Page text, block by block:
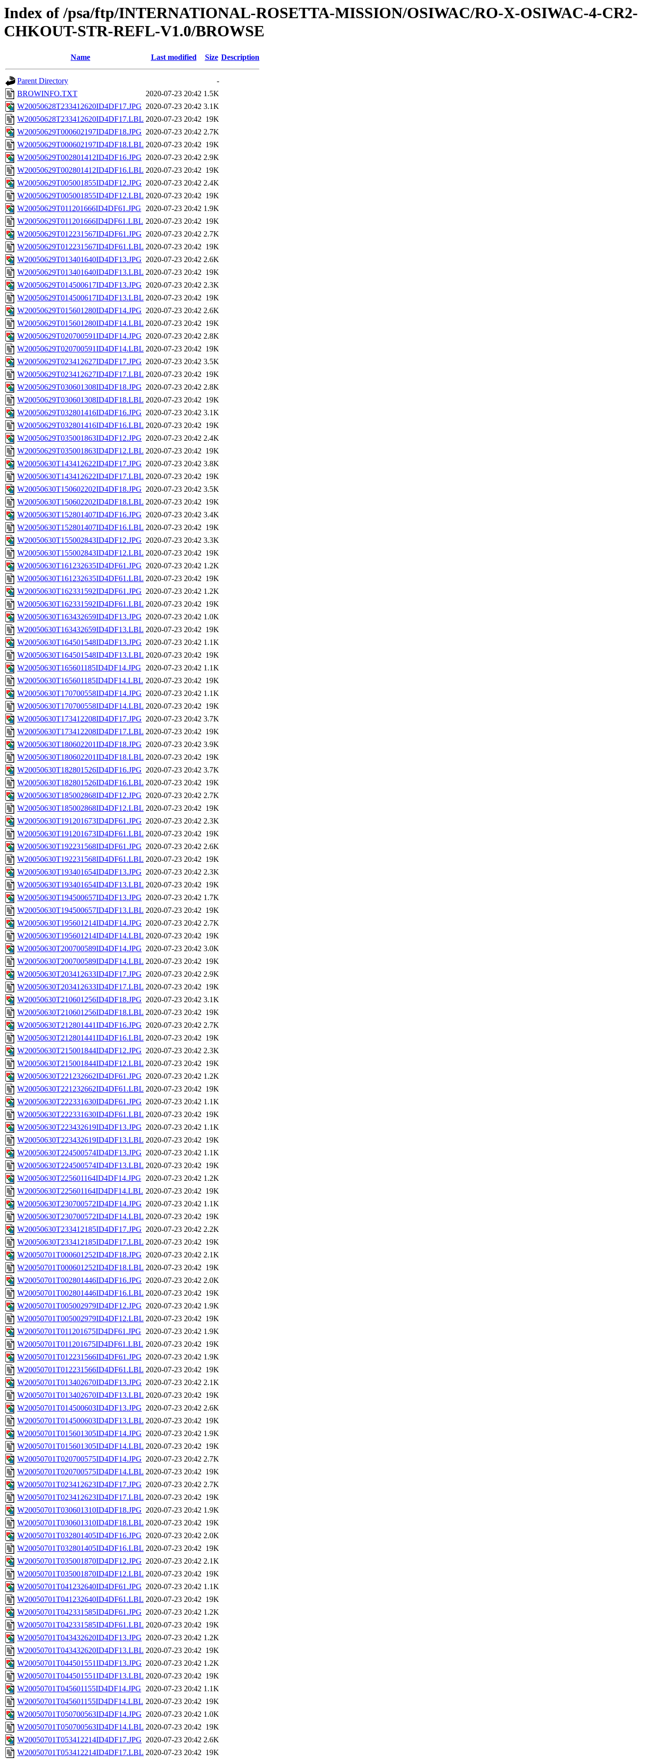
Index of /psa/ftp/INTERNATIONAL-ROSETTA-MISSION/OSIWAC/RO-X-OSIWAC-4-CR2-
CHKOUT-STR-REFL-V1.0/BROWSE
Name Last modified Size Description
Parent Directory
-
BROWINFO.TXT
2020-07-23 20:42 1.5K
W20050628T233412620ID4DF17.JPG 2020-07-23 20:42 3.1K
W20050628T233412620ID4DF17.LBL 2020-07-23 20:42 19K
W20050629T000602197ID4DF18.JPG 2020-07-23 20:42 2.7K
W20050629T000602197ID4DF18.LBL 2020-07-23 20:42 19K
W20050629T002801412ID4DF16.JPG 2020-07-23 20:42 2.9K
W20050629T002801412ID4DF16.LBL 2020-07-23 20:42 19K
W20050629T005001855ID4DF12.JPG 2020-07-23 20:42 2.4K
W20050629T005001855ID4DF12.LBL 2020-07-23 20:42 19K
W20050629T011201666ID4DF61.JPG 2020-07-23 20:42 1.9K
W20050629T011201666ID4DF61.LBL 2020-07-23 20:42 19K
W20050629T012231567ID4DF61.JPG 2020-07-23 20:42 2.7K
W20050629T012231567ID4DF61.LBL 2020-07-23 20:42 19K
W20050629T013401640ID4DF13.JPG 2020-07-23 20:42 2.6K
W20050629T013401640ID4DF13.LBL 2020-07-23 20:42 19K
W20050629T014500617ID4DF13.JPG 2020-07-23 20:42 2.3K
W20050629T014500617ID4DF13.LBL 2020-07-23 20:42 19K
W20050629T015601280ID4DF14.JPG 2020-07-23 20:42 2.6K
W20050629T015601280ID4DF14.LBL 2020-07-23 20:42 19K
W20050629T020700591ID4DF14.JPG 2020-07-23 20:42 2.8K
W20050629T020700591ID4DF14.LBL 2020-07-23 20:42 19K
W20050629T023412627ID4DF17.JPG 2020-07-23 20:42 3.5K
W20050629T023412627ID4DF17.LBL 2020-07-23 20:42 19K
W20050629T030601308ID4DF18.JPG 2020-07-23 20:42 2.8K
W20050629T030601308ID4DF18.LBL 2020-07-23 20:42 19K
W20050629T032801416ID4DF16.JPG 2020-07-23 20:42 3.1K
W20050629T032801416ID4DF16.LBL 2020-07-23 20:42 19K
W20050629T035001863ID4DF12.JPG 2020-07-23 20:42 2.4K
W20050629T035001863ID4DF12.LBL 2020-07-23 20:42 19K
W20050630T143412622ID4DF17.JPG 2020-07-23 20:42 3.8K
W20050630T143412622ID4DF17.LBL 2020-07-23 20:42 19K
W20050630T150602202ID4DF18.JPG 2020-07-23 20:42 3.5K
W20050630T150602202ID4DF18.LBL 2020-07-23 20:42 19K
W20050630T152801407ID4DF16.JPG 2020-07-23 20:42 3.4K
W20050630T152801407ID4DF16.LBL 2020-07-23 20:42 19K
W20050630T155002843ID4DF12.JPG 2020-07-23 20:42 3.3K
W20050630T155002843ID4DF12.LBL 2020-07-23 20:42 19K
W20050630T161232635ID4DF61.JPG 2020-07-23 20:42 1.2K
W20050630T161232635ID4DF61.LBL 2020-07-23 20:42 19K
W20050630T162331592ID4DF61.JPG 2020-07-23 20:42 1.2K
W20050630T162331592ID4DF61.LBL 2020-07-23 20:42 19K
W20050630T163432659ID4DF13.JPG 2020-07-23 20:42 1.0K
W20050630T163432659ID4DF13.LBL 2020-07-23 20:42 19K
W20050630T164501548ID4DF13.JPG 2020-07-23 20:42 1.1K
W20050630T164501548ID4DF13.LBL 2020-07-23 20:42 19K
W20050630T165601185ID4DF14.JPG 2020-07-23 20:42 1.1K
W20050630T165601185ID4DF14.LBL 2020-07-23 20:42 19K
W20050630T170700558ID4DF14.JPG 2020-07-23 20:42 1.1K
W20050630T170700558ID4DF14.LBL 2020-07-23 20:42 19K
W20050630T173412208ID4DF17.JPG 2020-07-23 20:42 3.7K
W20050630T173412208ID4DF17.LBL 2020-07-23 20:42 19K
W20050630T180602201ID4DF18.JPG 2020-07-23 20:42 3.9K
W20050630T180602201ID4DF18.LBL 2020-07-23 20:42 19K
W20050630T182801526ID4DF16.JPG 2020-07-23 20:42 3.7K
W20050630T182801526ID4DF16.LBL 2020-07-23 20:42 19K
W20050630T185002868ID4DF12.JPG 2020-07-23 20:42 2.7K
W20050630T185002868ID4DF12.LBL 2020-07-23 20:42 19K
W20050630T191201673ID4DF61.JPG 2020-07-23 20:42 2.3K
W20050630T191201673ID4DF61.LBL 2020-07-23 20:42 19K
W20050630T192231568ID4DF61.JPG 2020-07-23 20:42 2.6K
W20050630T192231568ID4DF61.LBL 2020-07-23 20:42 19K
W20050630T193401654ID4DF13.JPG 2020-07-23 20:42 2.3K
W20050630T193401654ID4DF13.LBL 2020-07-23 20:42 19K
W20050630T194500657ID4DF13.JPG 2020-07-23 20:42 1.7K
W20050630T194500657ID4DF13.LBL 2020-07-23 20:42 19K
W20050630T195601214ID4DF14.JPG 2020-07-23 20:42 2.7K
W20050630T195601214ID4DF14.LBL 2020-07-23 20:42 19K
W20050630T200700589ID4DF14.JPG 2020-07-23 20:42 3.0K
W20050630T200700589ID4DF14.LBL 2020-07-23 20:42 19K
W20050630T203412633ID4DF17.JPG 2020-07-23 20:42 2.9K
W20050630T203412633ID4DF17.LBL 2020-07-23 20:42 19K
W20050630T210601256ID4DF18.JPG 2020-07-23 20:42 3.1K
W20050630T210601256ID4DF18.LBL 2020-07-23 20:42 19K
W20050630T212801441ID4DF16.JPG 2020-07-23 20:42 2.7K
W20050630T212801441ID4DF16.LBL 2020-07-23 20:42 19K
W20050630T215001844ID4DF12.JPG 2020-07-23 20:42 2.3K
W20050630T215001844ID4DF12.LBL 2020-07-23 20:42 19K
W20050630T221232662ID4DF61.JPG 2020-07-23 20:42 1.2K
W20050630T221232662ID4DF61.LBL 2020-07-23 20:42 19K
W20050630T222331630ID4DF61.JPG 2020-07-23 20:42 1.1K
W20050630T222331630ID4DF61.LBL 2020-07-23 20:42 19K
W20050630T223432619ID4DF13.JPG 2020-07-23 20:42 1.1K
W20050630T223432619ID4DF13.LBL 2020-07-23 20:42 19K
W20050630T224500574ID4DF13.JPG 2020-07-23 20:42 1.1K
W20050630T224500574ID4DF13.LBL 2020-07-23 20:42 19K
W20050630T225601164ID4DF14.JPG 2020-07-23 20:42 1.2K
W20050630T225601164ID4DF14.LBL 2020-07-23 20:42 19K
W20050630T230700572ID4DF14.JPG 2020-07-23 20:42 1.1K
W20050630T230700572ID4DF14.LBL 2020-07-23 20:42 19K
W20050630T233412185ID4DF17.JPG 2020-07-23 20:42 2.2K
W20050630T233412185ID4DF17.LBL 2020-07-23 20:42 19K
W20050701T000601252ID4DF18.JPG 2020-07-23 20:42 2.1K
W20050701T000601252ID4DF18.LBL 2020-07-23 20:42 19K
W20050701T002801446ID4DF16.JPG 2020-07-23 20:42 2.0K
W20050701T002801446ID4DF16.LBL 2020-07-23 20:42 19K
W20050701T005002979ID4DF12.JPG 2020-07-23 20:42 1.9K
W20050701T005002979ID4DF12.LBL 2020-07-23 20:42 19K
W20050701T011201675ID4DF61.JPG 2020-07-23 20:42 1.9K
W20050701T011201675ID4DF61.LBL 2020-07-23 20:42 19K
W20050701T012231566ID4DF61.JPG 2020-07-23 20:42 1.9K
W20050701T012231566ID4DF61.LBL 2020-07-23 20:42 19K
W20050701T013402670ID4DF13.JPG 2020-07-23 20:42 2.1K
W20050701T013402670ID4DF13.LBL 2020-07-23 20:42 19K
W20050701T014500603ID4DF13.JPG 2020-07-23 20:42 2.6K
W20050701T014500603ID4DF13.LBL 2020-07-23 20:42 19K
W20050701T015601305ID4DF14.JPG 2020-07-23 20:42 1.9K
W20050701T015601305ID4DF14.LBL 2020-07-23 20:42 19K
W20050701T020700575ID4DF14.JPG 2020-07-23 20:42 2.7K
W20050701T020700575ID4DF14.LBL 2020-07-23 20:42 19K
W20050701T023412623ID4DF17.JPG 2020-07-23 20:42 2.7K
W20050701T023412623ID4DF17.LBL 2020-07-23 20:42 19K
W20050701T030601310ID4DF18.JPG 2020-07-23 20:42 1.9K
W20050701T030601310ID4DF18.LBL 2020-07-23 20:42 19K
W20050701T032801405ID4DF16.JPG 2020-07-23 20:42 2.0K
W20050701T032801405ID4DF16.LBL 2020-07-23 20:42 19K
W20050701T035001870ID4DF12.JPG 2020-07-23 20:42 2.1K
W20050701T035001870ID4DF12.LBL 2020-07-23 20:42 19K
W20050701T041232640ID4DF61.JPG 2020-07-23 20:42 1.1K
W20050701T041232640ID4DF61.LBL 2020-07-23 20:42 19K
W20050701T042331585ID4DF61.JPG 2020-07-23 20:42 1.2K
W20050701T042331585ID4DF61.LBL 2020-07-23 20:42 19K
W20050701T043432620ID4DF13.JPG 2020-07-23 20:42 1.2K
W20050701T043432620ID4DF13.LBL 2020-07-23 20:42 19K
W20050701T044501551ID4DF13.JPG 2020-07-23 20:42 1.2K
W20050701T044501551ID4DF13.LBL 2020-07-23 20:42 19K
W20050701T045601155ID4DF14.JPG 2020-07-23 20:42 1.1K
W20050701T045601155ID4DF14.LBL 2020-07-23 20:42 19K
W20050701T050700563ID4DF14.JPG 2020-07-23 20:42 1.0K
W20050701T050700563ID4DF14.LBL 2020-07-23 20:42 19K
W20050701T053412214ID4DF17.JPG 2020-07-23 20:42 2.6K
W20050701T053412214ID4DF17.LBL 2020-07-23 20:42 19K